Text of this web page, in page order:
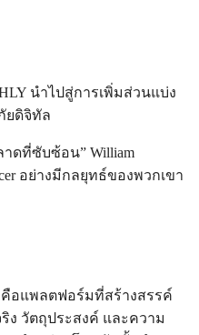
นำไปสู่การเพิ่มส่วนแบ่ง
ยดิจิทัล
าดที่ซับซ้อน” William
อย่างมีกลยุทธ์ของพวกเขา
คือแพลตฟอร์มที่สร้างสรรค์
ง วัตถุประสงค์ และความ